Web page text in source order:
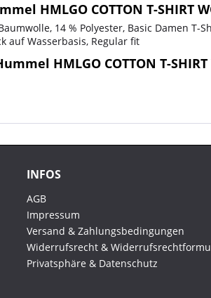
HMLGO COTTON T-SHIRT
14 % Polyester, Basic Damen
auf Wasserbasis, Regular fit
HMLGO COTTON T-SHIRT
INFOS
AGB
Impressum
Versand & Zahlungsbedingungen
Widerrufsrecht &
Privatsphäre & Datenschutz